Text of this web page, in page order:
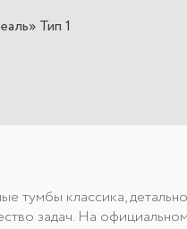
Тип 1
тумбы классика,
задач. На